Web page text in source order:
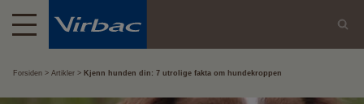
Forsiden Artikler Kjenn hunden din: 7 utrolige fakta om hundekroppen